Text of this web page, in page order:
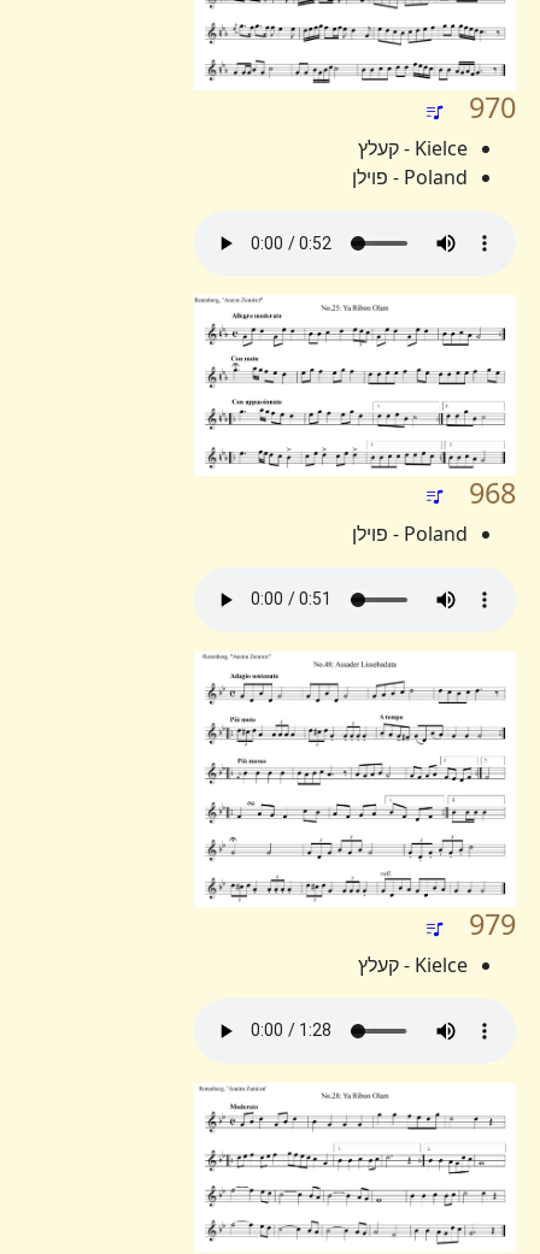
970
Kielce - קעלץ
Poland - פוילן
968
Poland - פוילן
979
Kielce - קעלץ